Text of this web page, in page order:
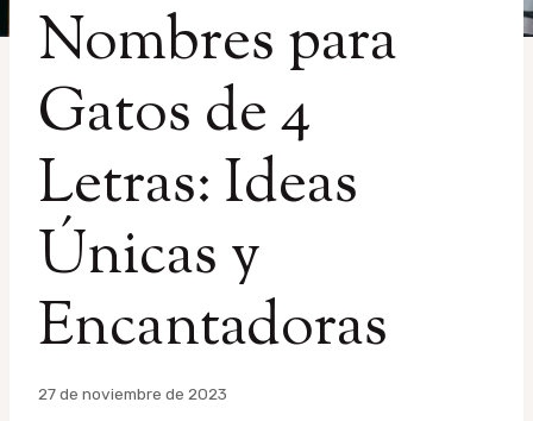
Nombres para
Gatos de 4
Letras: Ideas
Únicas y
Encantadoras
Por
27 de noviembre de 2023